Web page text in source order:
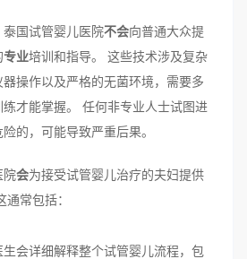
国试管婴儿医院不会向普通大众提
专业培训和指导。 这些技术涉及复杂
操作以及严格的无菌环境，需要多
才能掌握。 任何非专业人士试图进
的，可能导致严重后果。
院会为接受试管婴儿治疗的夫妇提供
常包括：
生会详细解释整个试管婴儿流程，包